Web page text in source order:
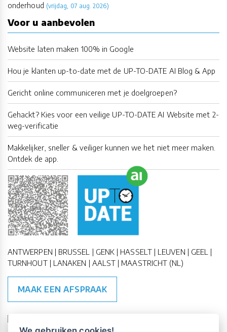
onderhoud (vrijdag, 07 aug. 2026)
Voor u aanbevolen
Website laten maken 100% in Google
Hou je klanten up-to-date met de UP-TO-DATE AI Blog & App
Gericht online communiceren met je doelgroepen?
Gehackt? Kies voor een veilige UP-TO-DATE AI Website met 2-
weg-verificatie
Makkelijker, sneller & veiliger kunnen we het niet meer maken.
Ontdek de app.
ANTWERPEN | BRUSSEL | GENK | HASSELT | LEUVEN | GEEL |
TURNHOUT | LANAKEN | AALST | MAASTRICHT (NL)
MAAK EEN AFSPRAAK
🇪🇺 🇧🇪